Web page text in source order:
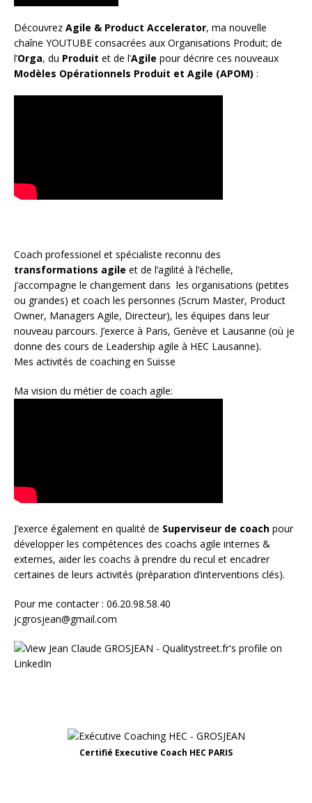
Découvrez Agile & Product Accelerator, ma nouvelle
chaîne YOUTUBE consacrées aux Organisations Produit; de
l’Orga, du Produit et de l’Agile pour décrire ces nouveaux
Modèles Opérationnels Produit et Agile (APOM) :
Coach professionel et spécialiste reconnu des
transformations agile et de l‘agilité à l’échelle,
j’accompagne le changement dans les organisations (petites
ou grandes) et coach les personnes (Scrum Master, Product
Owner, Managers Agile, Directeur), les équipes dans leur
nouveau parcours. J’exerce à Paris, Genève et Lausanne (où je
donne des cours de Leadership agile à HEC Lausanne).
Mes activités de coaching en Suisse
Ma vision du métier de coach agile:
J’exerce également en qualité de Superviseur de coach pour
développer les compétences des coachs agile internes &
externes, aider les coachs à prendre du recul et encadrer
certaines de leurs activités (préparation d’interventions clés).
Pour me contacter : 06.20.98.58.40
jcgrosjean@gmail.com
Certifié Executive Coach HEC PARIS